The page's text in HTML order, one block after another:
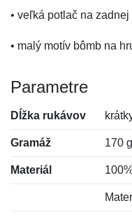
• veľká potlač na zadnej
• malý motív bômb na
Parametre
Dĺžka rukávov
Gramáž 170
Materiál